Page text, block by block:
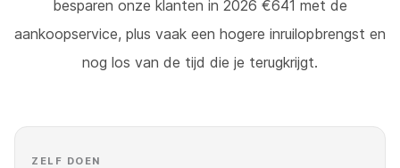
besparen onze klanten in 2026 €641 met de
aankoopservice, plus vaak een hogere inruilopbrengst en
nog los van de tijd die je terugkrijgt.
ZELF DOEN